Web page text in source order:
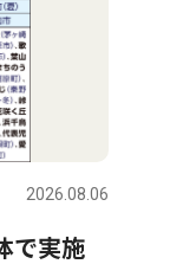
2026.08.06
で実施